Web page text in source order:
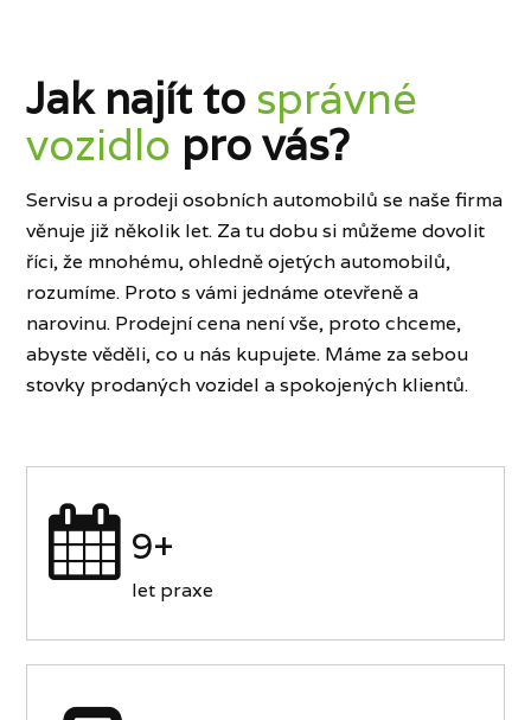
Jak najít to správné
vozidlo pro vás?
Servisu a prodeji osobních automobilů se naše firma
věnuje již několik let. Za tu dobu si můžeme dovolit
říci, že mnohému, ohledně ojetých automobilů,
rozumíme. Proto s vámi jednáme otevřeně a
narovinu. Prodejní cena není vše, proto chceme,
abyste věděli, co u nás kupujete. Máme za sebou
stovky prodaných vozidel a spokojených klientů.
9+
let praxe